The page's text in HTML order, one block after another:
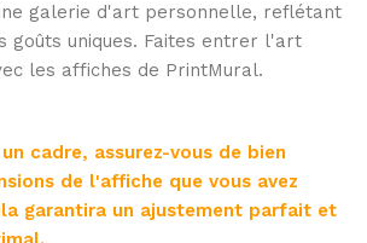
galerie d'art personnelle, reflétant
goûts uniques. Faites entrer l'art
les affiches de PrintMural.
cadre, assurez-vous de bien
de l'affiche que vous avez
garantira un ajustement parfait et